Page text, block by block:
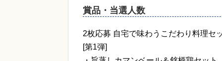
賞品・当選人数
2枚応募 自宅で味わうこだわり料理セ
[第1弾]